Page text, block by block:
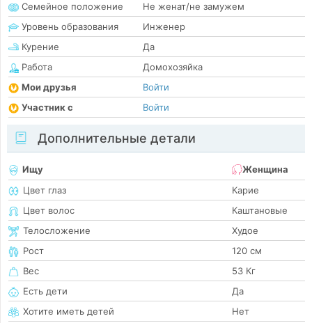
Семейное положение
Не женат/не замужем
Уровень образования
Инженер
Курение
Да
Работа
Домохозяйка
Мои друзья
Войти
Участник с
Войти
Дополнительные детали
Ищу
Женщина
Цвет глаз
Карие
Цвет волос
Каштановые
Телосложение
Худое
Рост
120 см
Вес
53 Кг
Есть дети
Да
Хотите иметь детей
Нет